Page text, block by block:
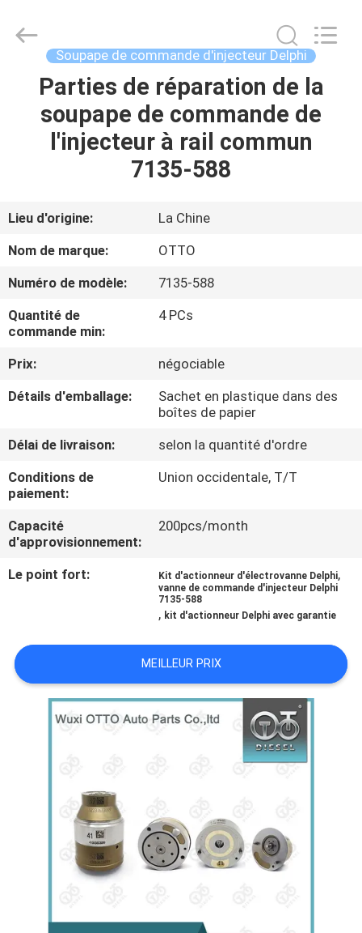
MAISON
À
PROPOS
NOUS
DE
L'USINE
CONTRÔLE
QUALITÉ
CONTACTEZ-
NOUVELLES
AFFAIRES
PRIVACY
OTTO
AUTO
Soupape de commande d'injecteur Delphi
Parties de réparation de la
soupape de commande de
l'injecteur à rail commun
7135-588
Lieu d'origine:
La Chine
Nom de marque:
OTTO
Numéro de modèle:
7135-588
Quantité de
commande min:
4 PCs
Prix:
négociable
Détails d'emballage:
Sachet en plastique dans des
boîtes de papier
Délai de livraison:
selon la quantité d'ordre
Conditions de
paiement:
Union occidentale, T/T
Capacité
d'approvisionnement:
200pcs/month
Le point fort: Kit d'actionneur d'électrovanne Delphi,
vanne de commande d'injecteur Delphi
7135-588
, kit d'actionneur Delphi avec garantie
MEILLEUR PRIX